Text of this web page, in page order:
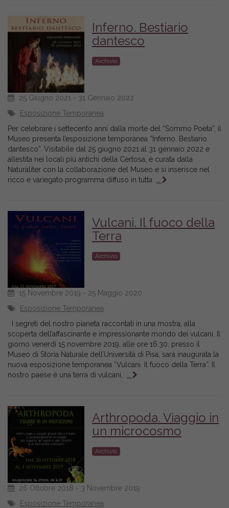
Inferno. Bestiario
dantesco
Archivio
25 Giugno 2021 - 31 Gennaio 2022
Esposizione Temporanea
Per celebrare i settecento anni dalla morte del “Sommo Poeta”, il
Museo presenta l’esposizione temporanea “Inferno. Bestiario
dantesco”. Visitabile dal 25 giugno 2021 al 31 gennaio 2022 e
allestita nei locali più antichi della Certosa, è curata dalla
Naturaliter con la collaborazione del Museo e si inserisce nel
ricco e variegato programma diffuso in tutta
Vulcani. Il fuoco della
Terra
Archivio
15 Novembre 2019 - 25 Maggio 2020
Esposizione Temporanea
I segreti del nostro pianeta raccontati in una mostra, alla
scoperta dell’affascinante e impressionante mondo dei vulcani. Il
giorno venerdì 15 novembre 2019, alle ore 16.30, presso il
Museo di Storia Naturale dell’Università di Pisa, sarà inaugurata la
nuova esposizione temporanea “Vulcani. Il fuoco della Terra”. Il
nostro paese è una terra di vulcani,
Arthropoda. Viaggio in
un microcosmo
Archivio
26 Ottobre 2018 - 3 Novembre 2019
Esposizione Temporanea